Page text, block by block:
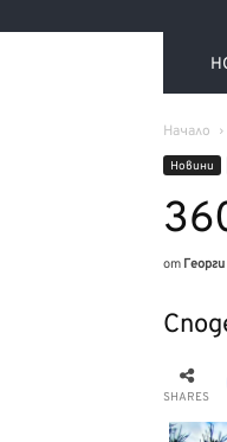
Начало
Новини
от
SHARES